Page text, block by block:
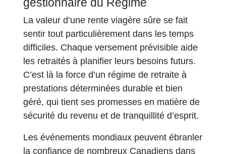
La valeur d’une rente viagère sûre se fait
sentir tout particulièrement dans les temps
difficiles. Chaque versement prévisible aide
les retraités à planifier leurs besoins futurs.
C’est là la force d’un régime de retraite à
prestations déterminées durable et bien
géré, qui tient ses promesses en matière de
sécurité du revenu et de tranquillité d’esprit.
Les événements mondiaux peuvent ébranler
la confiance de nombreux Canadiens dans